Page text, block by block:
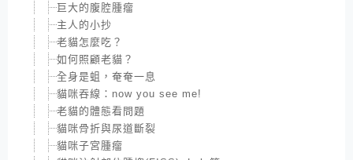
巨大的腹腔腫瘤
主人的小抄
老貓怎麼吃？
如何照顧老貓？
全身是蛆，奄奄一息
貓咪吞線：now you see me!
老貓的體態看問題
貓咪骨折與尿道斷裂
貓咪子宮腫瘤